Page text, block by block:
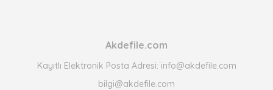
Akdefile.com
Kayıtlı Elektronik Posta Adresi: info@akdefile.com
bilgi@akdefile.com